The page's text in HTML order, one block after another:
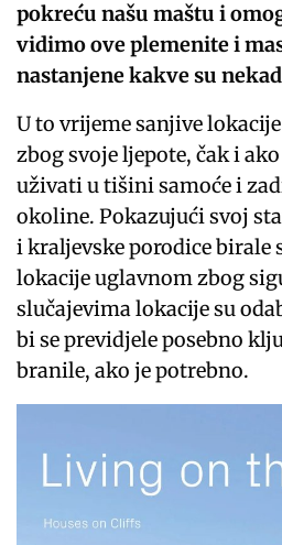
pokreću našu maštu i
vidimo ove plemenite i
nastanjene kakve su
U to vrijeme sanjive
zbog svoje ljepote, čak i
uživati ​​u tišini samoće i
okoline. Pokazujući svoj
i kraljevske porodice birale
lokacije uglavnom zbog
slučajevima lokacije su
bi se previdjele posebno
branile, ako je potrebno.